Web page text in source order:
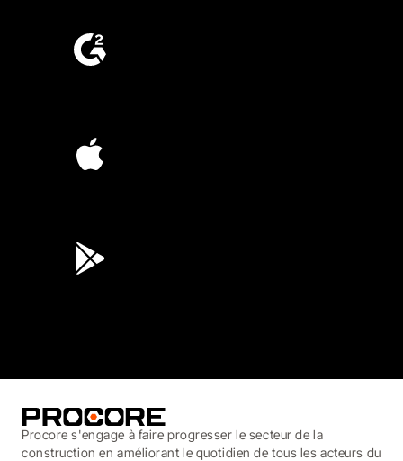
Procore s'engage à faire progresser le secteur de la
construction en améliorant le quotidien de tous les acteurs du